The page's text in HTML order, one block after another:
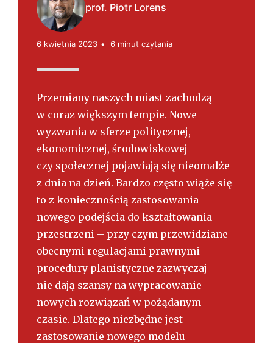
s
k
prof. Piotr Lorens
6 kwietnia 2023 6 minut czytania
Przemiany naszych miast zachodzą
w coraz większym tempie. Nowe
wyzwania w sferze politycznej,
ekonomicznej, środowiskowej
czy społecznej pojawiają się nieomalże
z dnia na dzień. Bardzo często wiąże się
to z koniecznością zastosowania
nowego podejścia do kształtowania
przestrzeni – przy czym przewidziane
obecnymi regulacjami prawnymi
procedury planistyczne zazwyczaj
nie dają szansy na wypracowanie
nowych rozwiązań w pożądanym
czasie. Dlatego niezbędne jest
zastosowanie nowego modelu